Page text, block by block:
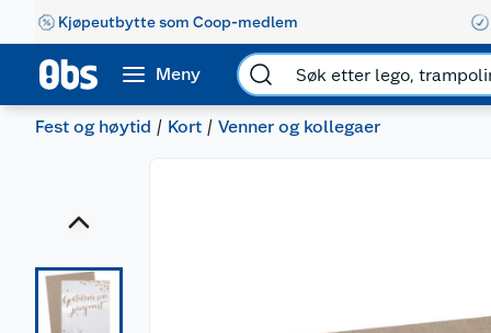
Kjøpeutbytte som Coop-medlem
Meny
Fest og høytid Kort Venner og kollegaer